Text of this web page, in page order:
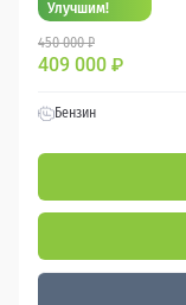
Улучшим!
450 000 ₽
409 000 ₽
Бензин